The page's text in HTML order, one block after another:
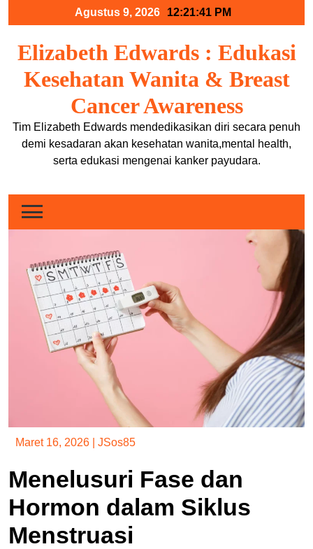
Agustus 9, 2026 12:21:41 PM
Elizabeth Edwards : Edukasi
Kesehatan Wanita & Breast
Cancer Awareness
Tim Elizabeth Edwards mendedikasikan diri secara penuh
demi kesadaran akan kesehatan wanita,mental health,
serta edukasi mengenai kanker payudara.
Maret 16, 2026 JSos85
Menelusuri Fase dan
Hormon dalam Siklus
Menstruasi